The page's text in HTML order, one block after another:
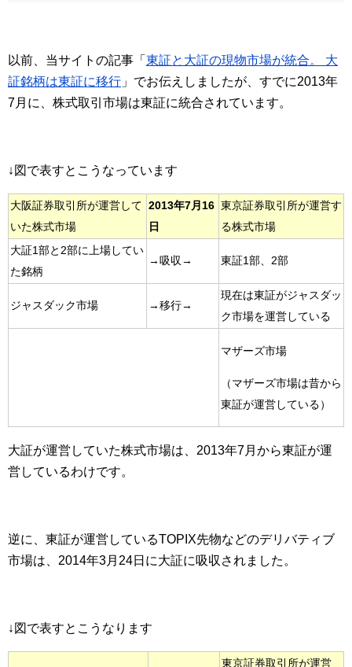
以前、当サイトの記事「 東証と大証の現物市場が統合。 大
証銘柄は東証に移行 」でお伝えしましたが、すでに2013年
7月に、株式取引市場は東証に統合されています。
↓図で表すとこうなっています
大阪証券取引所が運営して
いた株式市場
2013年7月16
日
東京証券取引所が運営す
る株式市場
大証1部と2部に上場してい
た銘柄
→吸収→ 東証1部、2部
ジャスダック市場 →移行→
現在は東証がジャスダッ
ク市場を運営している
マザーズ市場
（マザーズ市場は昔から
東証が運営している）
大証が運営していた株式市場は、2013年7月から東証が運
営しているわけです。
逆に、東証が運営しているTOPIX先物などのデリバティブ
市場は、2014年3月24日に大証に吸収されました。
↓図で表すとこうなります
東京証券取引所が運営